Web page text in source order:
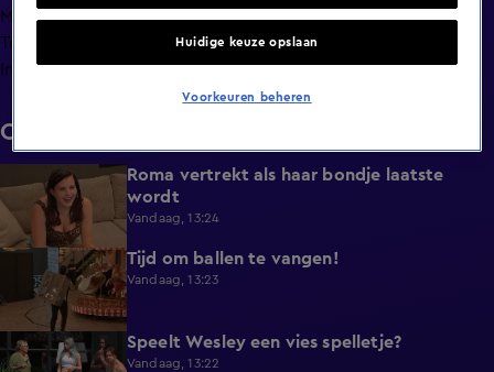
Macdate met Nick Eshuis
Terugblik
Info
Clips
Roma vertrekt als haar bondje laatste
wordt
Vandaag, 13:24
Tijd om ballen te vangen!
Vandaag, 13:23
0:48 Speelt Wesley een vies spelletje?
Vandaag, 13:22
Huidige keuze opslaan
Voorkeuren beheren